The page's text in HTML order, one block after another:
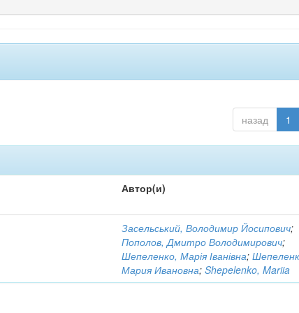
назад 1
Автор(и)
Засельський, Володимир Йосипович;
Пополов, Дмитро Володимирович;
Шепеленко, Марія Іванівна;
Мария Ивановна;Shepelenko, Mariia